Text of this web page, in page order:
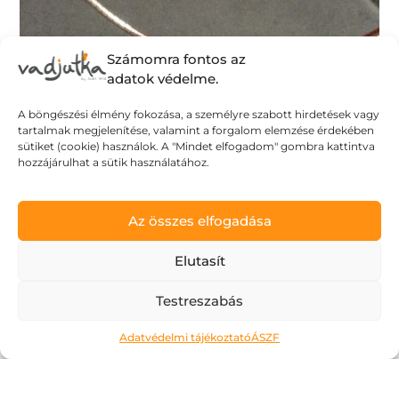
Számomra fontos az
adatok védelme.
A böngészési élmény fokozása, a személyre szabott hirdetések vagy
tartalmak megjelenítése, valamint a forgalom elemzése érdekében
sütiket (cookie) használok. A "Mindet elfogadom" gombra kattintva
hozzájárulhat a sütik használatához.
Az összes elfogadása
Elutasít
Testreszabás
Adatvédelmi tájékoztatóÁSZF